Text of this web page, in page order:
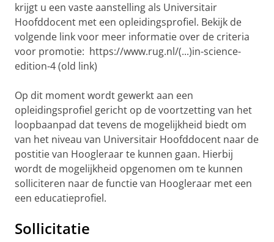
krijgt u een vaste aanstelling als Universitair
Hoofddocent met een opleidingsprofiel. Bekijk de
volgende link voor meer informatie over de criteria
voor promotie: https://www.rug.nl/(...)in-science-
edition-4 (old link)
Op dit moment wordt gewerkt aan een
opleidingsprofiel gericht op de voortzetting van het
loopbaanpad dat tevens de mogelijkheid biedt om
van het niveau van Universitair Hoofddocent naar de
postitie van Hoogleraar te kunnen gaan. Hierbij
wordt de mogelijkheid opgenomen om te kunnen
solliciteren naar de functie van Hoogleraar met een
een educatieprofiel.
Sollicitatie